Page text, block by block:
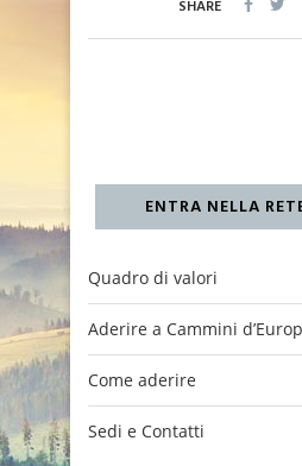
SHARE
ENTRA NELLA
Quadro di valori
Aderire a Cammini
Come aderire
Sedi e Contatti